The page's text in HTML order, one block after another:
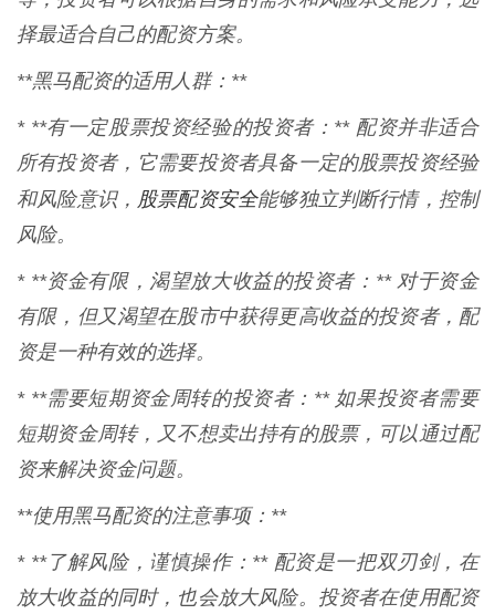
择最适合自己的配资方案。
**黑马配资的适用人群：**
* **有一定股票投资经验的投资者：** 配资并非适合
所有投资者，它需要投资者具备一定的股票投资经验
和风险意识， 股票配资安全能够独立判断行情，控制
风险。
* **资金有限，渴望放大收益的投资者：** 对于资金
有限，但又渴望在股市中获得更高收益的投资者，配
资是一种有效的选择。
* **需要短期资金周转的投资者：** 如果投资者需要
短期资金周转，又不想卖出持有的股票，可以通过配
资来解决资金问题。
**使用黑马配资的注意事项：**
* **了解风险，谨慎操作：** 配资是一把双刃剑，在
放大收益的同时，也会放大风险。投资者在使用配资